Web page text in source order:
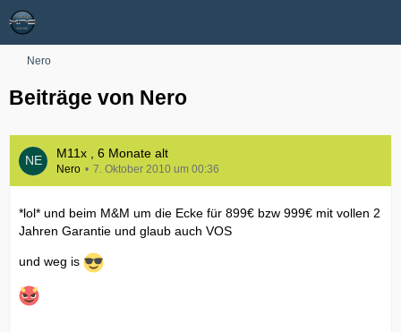
Nero
Beiträge von Nero
M11x , 6 Monate alt
Nero 7. Oktober 2010 um 00:36
*lol* und beim M&M um die Ecke für 899€ bzw 999€ mit vollen 2
Jahren Garantie und glaub auch VOS
und weg is